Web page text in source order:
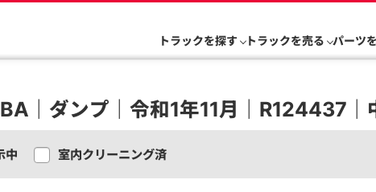
トラックを探す トラックを売る パーツ
｜ダンプ｜令和1年11月｜R124437
中 室内クリーニング済